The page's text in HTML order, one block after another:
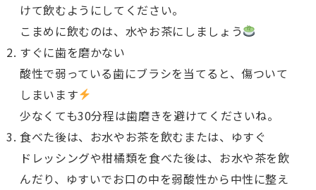
けて飲むようにしてください。
こまめに飲むのは、水やお茶にしましょう
すぐに歯を磨かない
酸性で弱っている歯にブラシを当てると、傷ついて
しまいます
少なくても30分程は歯磨きを避けてくださいね。
食べた後は、お水やお茶を飲むまたは、ゆすぐ
ドレッシングや柑橘類を食べた後は、お水や茶を飲
んだり、ゆすいでお口の中を弱酸性から中性に整え